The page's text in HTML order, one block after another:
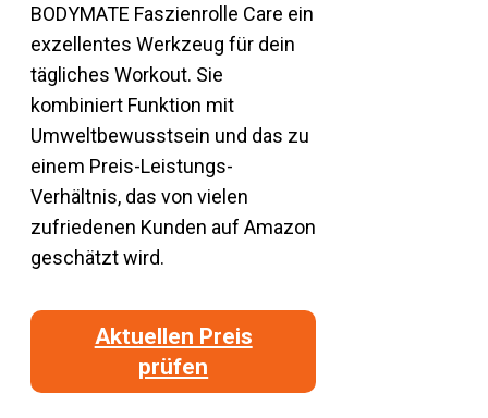
BODYMATE Faszienrolle Care ein
exzellentes Werkzeug für dein
tägliches Workout. Sie
kombiniert Funktion mit
Umweltbewusstsein und das zu
einem Preis-Leistungs-
Verhältnis, das von vielen
zufriedenen Kunden auf Amazon
geschätzt wird.
Aktuellen Preis
prüfen